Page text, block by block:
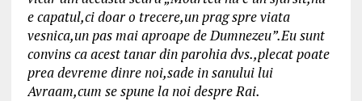
e capatul,ci doar o trecere,un prag spre viata
vesnica,un pas mai aproape de Dumnezeu”.Eu sunt
convins ca acest tanar din parohia dvs.,plecat poate
prea devreme dinre noi,sade in sanului lui
Avraam,cum se spune la noi despre Rai.